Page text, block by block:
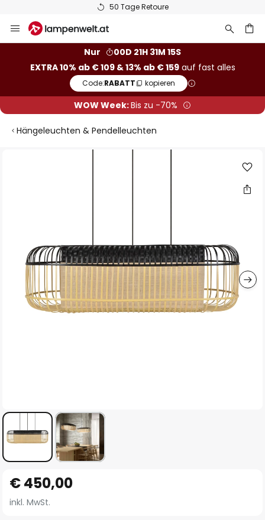
50 Tage Retoure
Inhalt
Nur
00D 21H 31M 15S
EXTRA 10% ab € 109 & 13% ab € 159auf fast alles
Code:RABATT kopieren
WOW Week:Bis zu -70%
Hängeleuchten & Pendelleuchten
Anfang
der
€ 450,00
inkl. MwSt.